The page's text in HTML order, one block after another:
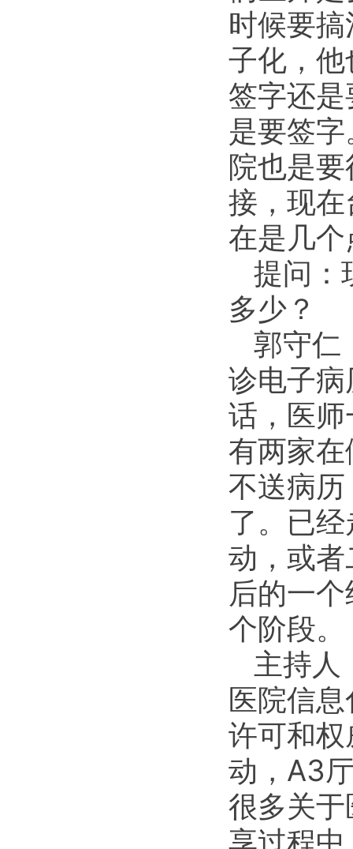
时候要
子化，
签字还
是要签
院也是
接，现
在是几
提问：
多少？
郭守仁
诊电子
话，医
有两家
不送病
了。已
动，或
后的一
个阶段。
主持人
医院信
许可和
动，A3
很多关
享过程